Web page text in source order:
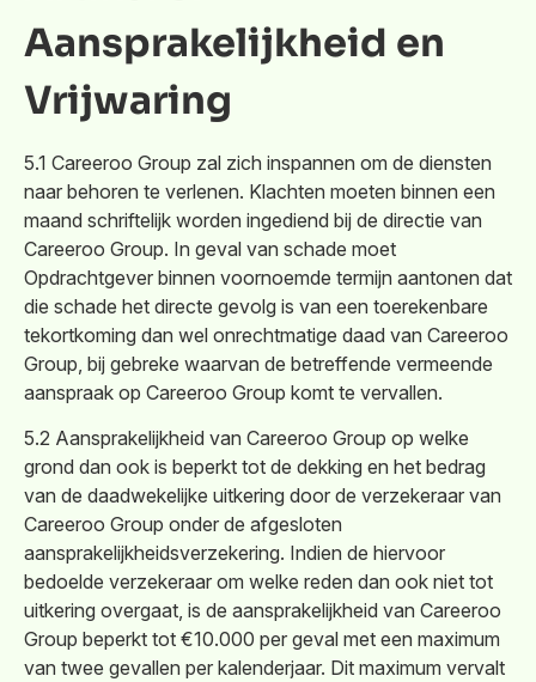
Aansprakelijkheid en
Vrijwaring
5.1 Careeroo Group zal zich inspannen om de diensten
naar behoren te verlenen. Klachten moeten binnen een
maand schriftelijk worden ingediend bij de directie van
Careeroo Group. In geval van schade moet
Opdrachtgever binnen voornoemde termijn aantonen dat
die schade het directe gevolg is van een toerekenbare
tekortkoming dan wel onrechtmatige daad van Careeroo
Group, bij gebreke waarvan de betreffende vermeende
aanspraak op Careeroo Group komt te vervallen.
5.2 Aansprakelijkheid van Careeroo Group op welke
grond dan ook is beperkt tot de dekking en het bedrag
van de daadwekelijke uitkering door de verzekeraar van
Careeroo Group onder de afgesloten
aansprakelijkheidsverzekering. Indien de hiervoor
bedoelde verzekeraar om welke reden dan ook niet tot
uitkering overgaat, is de aansprakelijkheid van Careeroo
Group beperkt tot €10.000 per geval met een maximum
van twee gevallen per kalenderjaar. Dit maximum vervalt